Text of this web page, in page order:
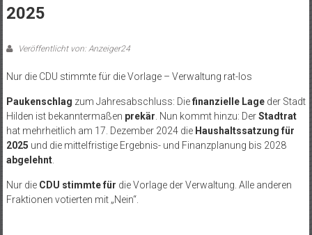
2025
Veröffentlicht von: Anzeiger24
Nur die CDU stimmte für die Vorlage – Verwaltung rat-los
Paukenschlag zum Jahresabschluss: Diefinanzielle Lageder Stadt
Hilden ist bekanntermaßen prekär. Nun kommt hinzu: DerStadtrat
hat mehrheitlich am 17. Dezember 2024 die Haushaltssatzung für
2025 und die mittelfristige Ergebnis- und Finanzplanung bis 2028
abgelehnt.
Nur die CDU stimmte für die Vorlage der Verwaltung. Alle anderen
Fraktionen votierten mit „Nein“.